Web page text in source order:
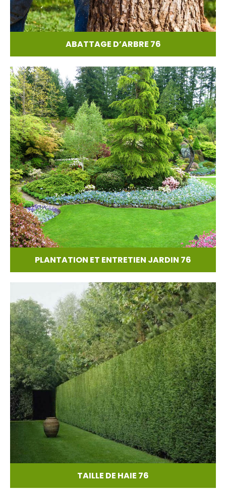
ABATTAGE D’ARBRE 76
PLANTATION ET ENTRETIEN JARDIN 76
TAILLE DE HAIE 76